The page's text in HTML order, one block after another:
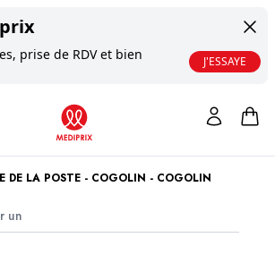
prise de RDV et bien
J'ESSAYE
DE LA POSTE - COGOLIN - COGOLIN